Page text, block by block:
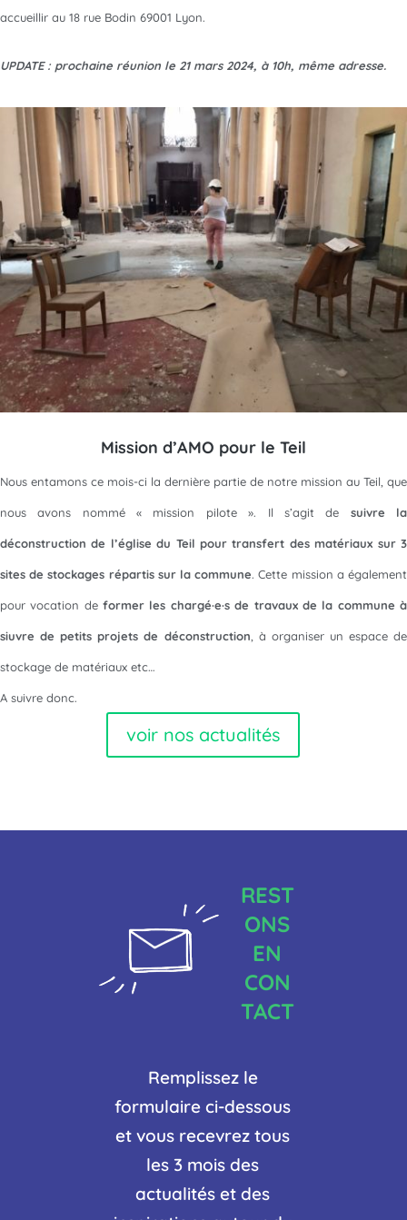
accueillir au 18 rue Bodin 69001 Lyon.
UPDATE : prochaine réunion le 21 mars 2024, à 10h, même adresse.
Mission d’AMO pour le Teil
Nous entamons ce mois-ci la dernière partie de notre mission au Teil, que
nous avons nommé « mission pilote ». Il s’agit de suivre la
déconstruction de l’église du Teil pour transfert des matériaux sur 3
sites de stockages répartis sur la commune. Cette mission a également
pour vocation deformer les chargé·e·s de travaux de la commune à
siuvre de petits projets de déconstruction, à organiser un espace de
stockage de matériaux etc…
A suivre donc.
voir nos actualités
REST
ONS
EN
CON
TACT
Remplissez le
formulaire ci-dessous
et vous recevrez tous
les 3 mois des
actualités et des